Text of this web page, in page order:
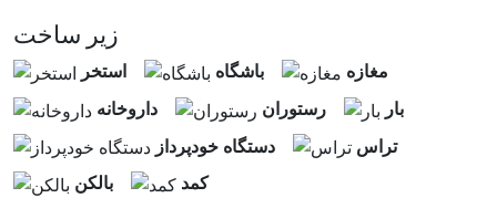
زير ساخت
استخر باشگاه
مغازه
داروخانه
رستوران
بار
دستگاه خودپرداز
تراس
بالكن
كمد